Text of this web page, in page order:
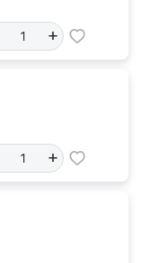
+
+